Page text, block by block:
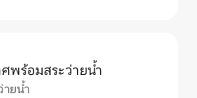
พร้อมสระว่ายน้ำ
ายน้ำ